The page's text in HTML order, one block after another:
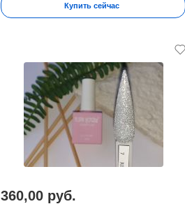
Купить сейчас
360,00 руб.